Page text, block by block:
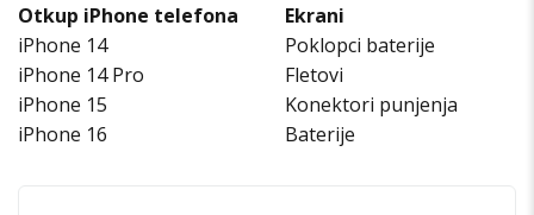
Otkup iPhone telefona
iPhone 14
iPhone 14 Pro
iPhone 15
iPhone 16
Ekrani
Poklopci baterije
Fletovi
Konektori punjenja
Baterije